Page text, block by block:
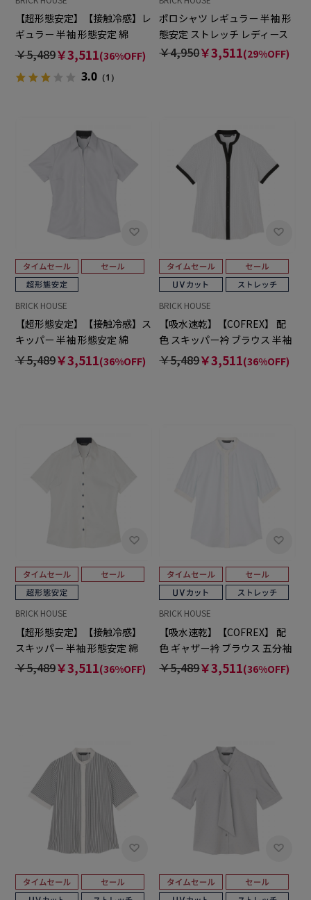
【超形態安定】【接触冷感】レ
ギュラー 半袖 形態安定 綿
100% レディースシャツ
￥5,489￥3,511(36%OFF)
3.0（1）
ポロシャツ レギュラー 半袖 形
態安定 ストレッチ レディース
￥4,950￥3,511(29%OFF)
BRICK HOUSE
【超形態安定】【接触冷感】ス
キッパー 半袖 形態安定 綿
100% レディースシャツ
￥5,489￥3,511(36%OFF)
BRICK HOUSE
【吸水速乾】【COFREX】 配
色 スキッパー衿 ブラウス 半袖
レディースデザインシャツ
￥5,489￥3,511(36%OFF)
BRICK HOUSE
【超形態安定】【接触冷感】
スキッパー 半袖 形態安定 綿
100% レディースシャツ
￥5,489￥3,511(36%OFF)
BRICK HOUSE
【吸水速乾】【COFREX】 配
色 ギャザー衿 ブラウス 五分袖
レディースデザインシャツ
￥5,489￥3,511(36%OFF)